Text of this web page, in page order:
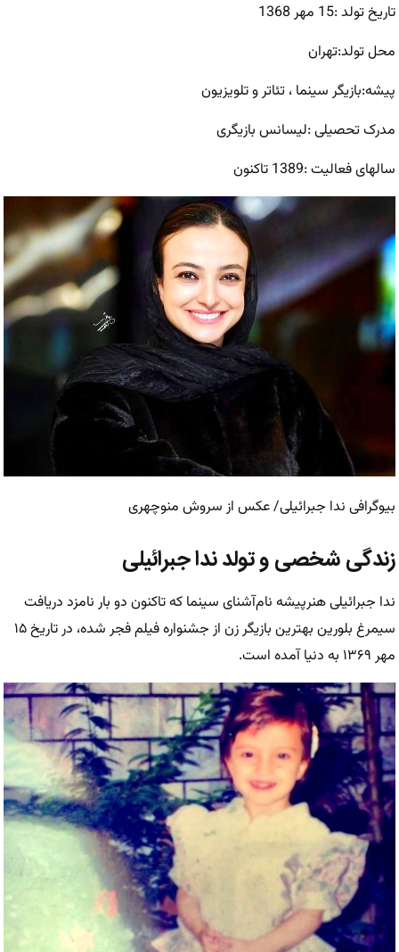
تاریخ تولد :15 مهر 1368
محل تولد:تهران
پیشه:بازیگر سینما ، تئاتر و تلویزیون
مدرک تحصیلی :لیسانس بازیگری
سالهای فعالیت :1389 تاکنون
بیوگرافی ندا جبرائیلی/ عکس از سروش منوچهری
زندگی شخصی و تولد ندا جبرائیلی
ندا جبرائیلی هنرپیشه نام‌آشنای سینما که تاکنون دو بار نامزد دریافت
سیمرغ بلورین بهترین بازیگر زن از جشنواره فیلم فجر شده، در تاریخ ۱۵
مهر ۱۳۶۹ به دنیا آمده است.